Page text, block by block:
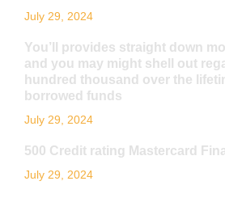
July 29, 2024
You’ll provides straight down
and you may might shell out
hundred thousand over the
borrowed funds
July 29, 2024
500 Credit rating Mastercard
July 29, 2024